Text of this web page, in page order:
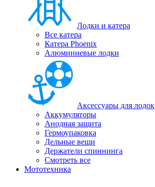
Лодки и катера
Все катера
Катера Phoenix
Алюминиевые лодки
Аксессуары для лодок
Аккумуляторы
Анодная защита
Гермоупаковка
Дельные вещи
Держатели спиннинга
Смотреть все
Мототехника